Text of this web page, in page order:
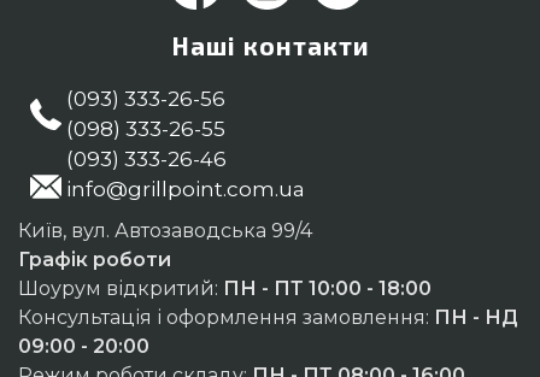
Наші контакти
(093) 333-26-56
(098) 333-26-55
(093) 333-26-46
info@grillpoint.com.ua
Київ, вул. Автозаводська 99/4
Графік роботи
Шоурум відкритий: ПН - ПТ 10:00 - 18:00
Консультація і оформлення замовлення: ПН - НД
09:00 - 20:00